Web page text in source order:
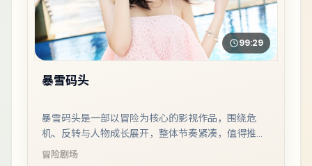
99:29
暴雪码头
暴雪码头是一部以冒险为核心的影视作品，围绕危
机、反转与人物成长展开，整体节奏紧凑，值得推荐
观看。
冒险剧场